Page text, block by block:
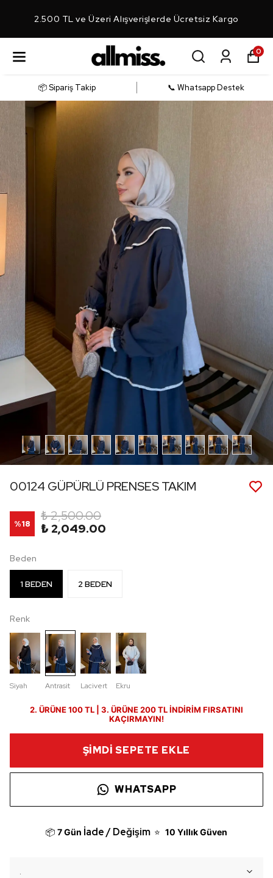
2.500 TL ve Üzeri Alışverişlerde Ücretsiz Kargo
0
📦 Sipariş Takip 📞 Whatsapp Destek
00124 GÜPÜRLÜ PRENSES TAKIM
%18
₺ 2,500.00
₺ 2,049.00
Beden
1 BEDEN 2 BEDEN
Renk
Siyah Antrasit Lacivert Ekru
2. ÜRÜNE 100 TL | 3. ÜRÜNE 200 TL İNDİRİM FIRSATINI
KAÇIRMAYIN!
ŞİMDİ SEPETE EKLE
WHATSAPP
📦 7 Gün İade / Değişim ⭐ 10 Yıllık Güven
.